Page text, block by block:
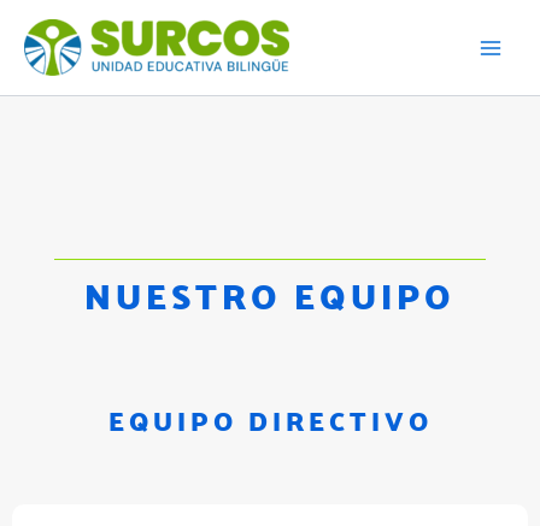
content
NUESTRO EQUIPO
EQUIPO DIRECTIVO